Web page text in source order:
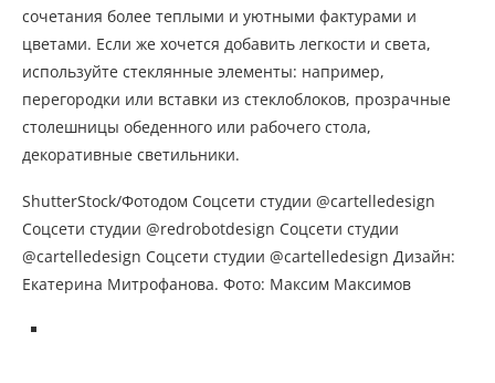
сочетания более теплыми и уютными фактурами и
цветами. Если же хочется добавить легкости и света,
используйте стеклянные элементы: например,
перегородки или вставки из стеклоблоков, прозрачные
столешницы обеденного или рабочего стола,
декоративные светильники.
ShutterStock/Фотодом Соцсети студии @cartelledesign
Соцсети студии @redrobotdesign Соцсети студии
@cartelledesign Соцсети студии @cartelledesign Дизайн:
Екатерина Митрофанова. Фото: Максим Максимов